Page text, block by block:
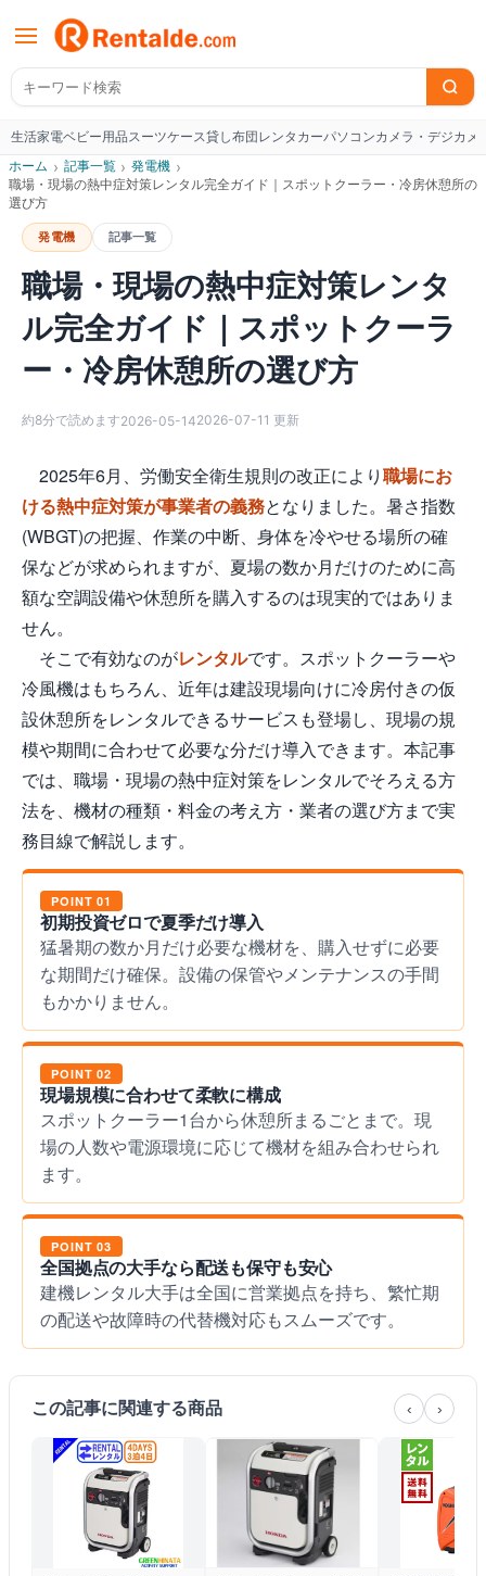
生活家電ベビー用品スーツケース貸し布団レンタカーパソコンカメラ・デジカメ
ホーム › 記事一覧 › 発電機 ›
職場・現場の熱中症対策レンタル完全ガイド｜スポットクーラー・冷房休憩所の
選び方
発電機 記事一覧
職場・現場の熱中症対策レンタ
ル完全ガイド｜スポットクーラ
ー・冷房休憩所の選び方
約8分で読めます2026-05-142026-07-11 更新
2025年6月、労働安全衛生規則の改正により職場にお
ける熱中症対策が事業者の義務となりました。暑さ指数
(WBGT)の把握、作業の中断、身体を冷やせる場所の確
保などが求められますが、夏場の数か月だけのために高
額な空調設備や休憩所を購入するのは現実的ではありま
せん。
そこで有効なのがレンタルです。スポットクーラーや
冷風機はもちろん、近年は建設現場向けに冷房付きの仮
設休憩所をレンタルできるサービスも登場し、現場の規
模や期間に合わせて必要な分だけ導入できます。本記事
では、職場・現場の熱中症対策をレンタルでそろえる方
法を、機材の種類・料金の考え方・業者の選び方まで実
務目線で解説します。
POINT 01
初期投資ゼロで夏季だけ導入
猛暑期の数か月だけ必要な機材を、購入せずに必要
な期間だけ確保。設備の保管やメンテナンスの手間
もかかりません。
POINT 02
現場規模に合わせて柔軟に構成
スポットクーラー1台から休憩所まるごとまで。現
場の人数や電源環境に応じて機材を組み合わせられ
ます。
POINT 03
全国拠点の大手なら配送も保守も安心
建機レンタル大手は全国に営業拠点を持ち、繁忙期
の配送や故障時の代替機対応もスムーズです。
この記事に関連する商品 ‹ ›